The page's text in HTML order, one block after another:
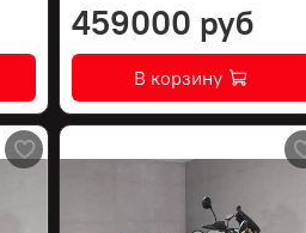
459000 руб
В корзину